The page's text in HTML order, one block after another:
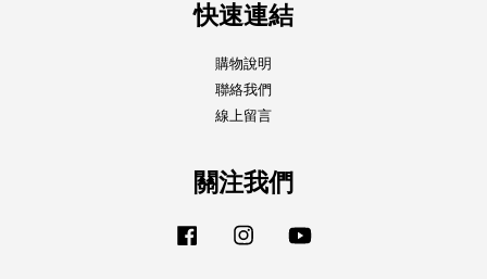
快速連結
購物說明
聯絡我們
線上留言
關注我們
Facebook Instagram